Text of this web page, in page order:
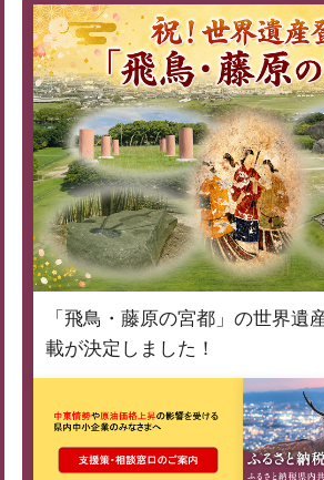
「飛鳥・藤原の宮都」の世界遺
載が決定しました！